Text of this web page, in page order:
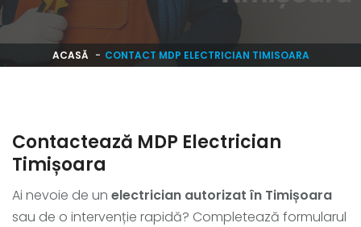
ACASĂ CONTACT MDP ELECTRICIAN TIMISOARA
Contactează MDP Electrician
Timișoara
Ai nevoie de un electrician autorizat în Timișoara
sau de o intervenție rapidă? Completează formularul